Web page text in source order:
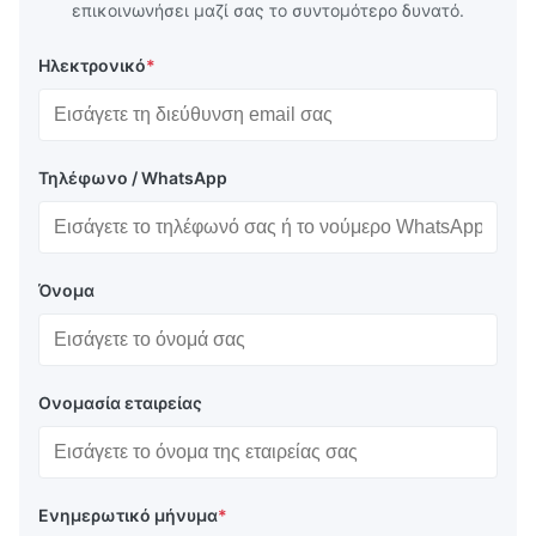
επικοινωνήσει μαζί σας το συντομότερο δυνατό.
Ηλεκτρονικό*
Τηλέφωνο / WhatsApp
Όνομα
Ονομασία εταιρείας
Ενημερωτικό μήνυμα*